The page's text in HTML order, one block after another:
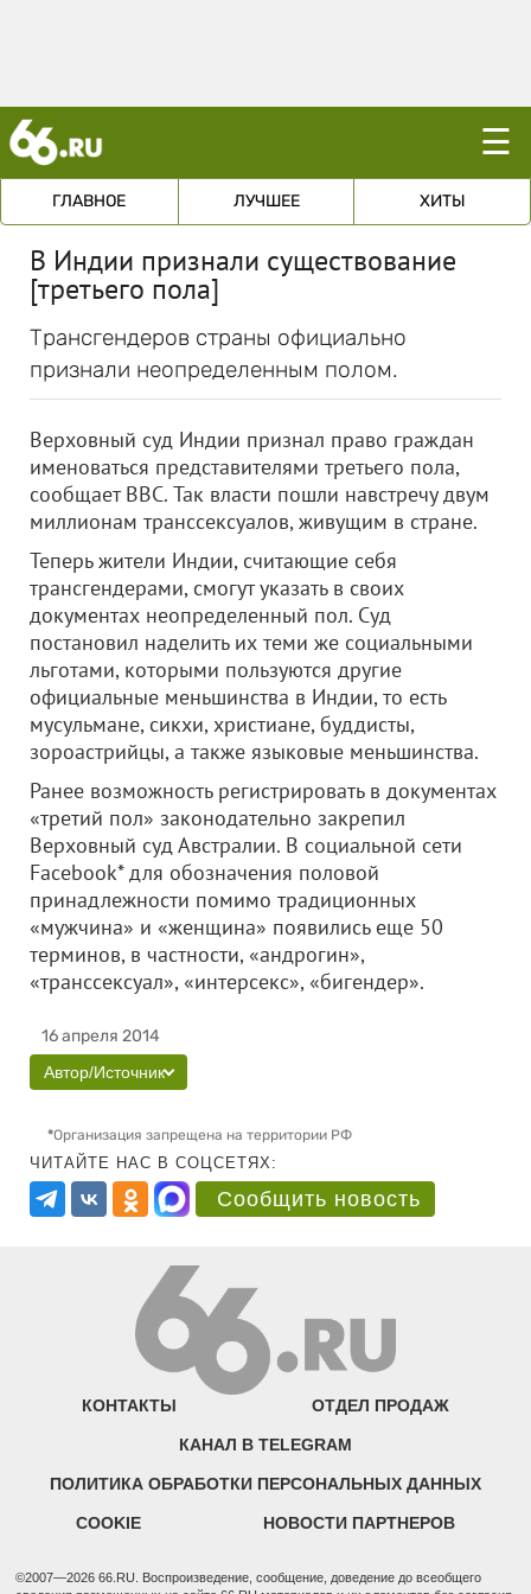
☰
ГЛАВНОЕ ЛУЧШЕЕ ХИТЫ
В Индии признали существование
[третьего пола]
Трансгендеров страны официально
признали неопределенным полом.
Верховный суд Индии признал право граждан
именоваться представителями третьего пола,
сообщает BBC. Так власти пошли навстречу двум
миллионам транссексуалов, живущим в стране.
Теперь жители Индии, считающие себя
трансгендерами, смогут указать в своих
документах неопределенный пол. Суд
постановил наделить их теми же социальными
льготами, которыми пользуются другие
официальные меньшинства в Индии, то есть
мусульмане, сикхи, христиане, буддисты,
зороастрийцы, а также языковые меньшинства.
Ранее возможность регистрировать в документах
«третий пол» законодательно закрепил
Верховный суд Австралии. В социальной сети
Facebook* для обозначения половой
принадлежности помимо традиционных
«мужчина» и «женщина» появились еще 50
терминов, в частности, «андрогин»,
«транссексуал», «интерсекс», «бигендер».
16 апреля 2014
Автор/Источник
*Организация запрещена на территории РФ
ЧИТАЙТЕ НАС В СОЦСЕТЯХ:
Сообщить новость
КОНТАКТЫ ОТДЕЛ ПРОДАЖ
КАНАЛ В TELEGRAM
ПОЛИТИКА ОБРАБОТКИ ПЕРСОНАЛЬНЫХ ДАННЫХ
COOKIE НОВОСТИ ПАРТНЕРОВ
©2007—2026 66.RU. Воспроизведение, сообщение, доведение до всеобщего